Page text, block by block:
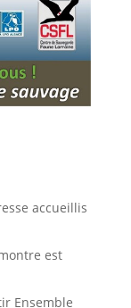
accueillis
est
Ensemble